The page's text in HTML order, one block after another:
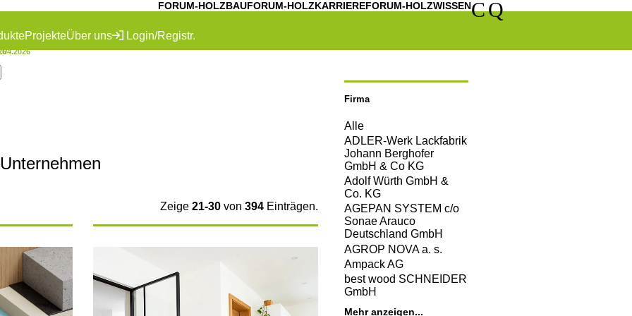
FORUM-HOLZBAUFORUM-HOLZKARRIEREFORUM-HOLZWISSENCQ
ProjekteÜber uns Login/Registr.
Zeige 21-30von 394Einträgen.
Firma
Alle
ADLER-Werk Lackfabrik
Johann Berghofer
GmbH & Co KG
Adolf Würth GmbH &
Co. KG
AGEPAN SYSTEM c/o
Sonae Arauco
Deutschland GmbH
AGROP NOVA a. s.
Ampack AG
best wood SCHNEIDER
GmbH
Mehr anzeigen...